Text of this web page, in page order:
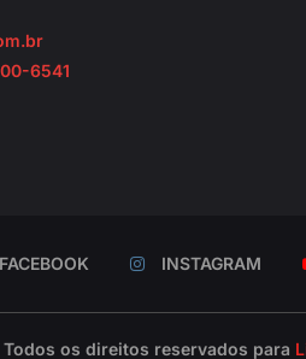
6541
FACEBOOK INSTAGRAM
Todos os direitos reservados para